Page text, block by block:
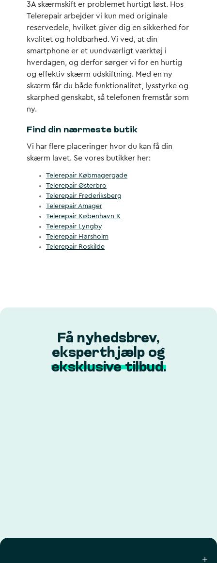
3A skærmskift er problemet hurtigt løst. Hos
Telerepair arbejder vi kun med originale
reservedele, hvilket giver dig en sikkerhed for
kvalitet og holdbarhed. Vi ved, at din
smartphone er et uundværligt værktøj i
hverdagen, og derfor sørger vi for en hurtig
og effektiv skærm udskiftning. Med en ny
skærm får du både funktionalitet, lysstyrke og
skarphed genskabt, så telefonen fremstår som
ny.
Find din nærmeste butik
Vi har flere placeringer hvor du kan få din
skærm lavet. Se vores butikker her:
Telerepair Købmagergade
Telerepair Østerbro
Telerepair Frederiksberg
Telerepair Amager
Telerepair København K
Telerepair Lyngby
Telerepair Hørsholm
Telerepair Roskilde
Få nyhedsbrev,
eksperthjælp og
eksklusive tilbud.